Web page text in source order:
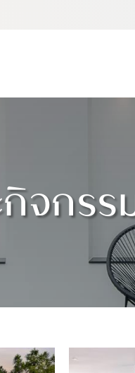
กิจกรร